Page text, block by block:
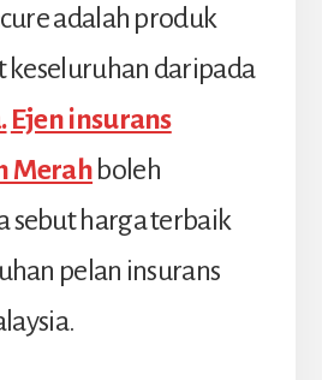
adalah produk
keseluruhan daripada
Ejen insurans
Merah boleh
sebut harga terbaik
pelan insurans